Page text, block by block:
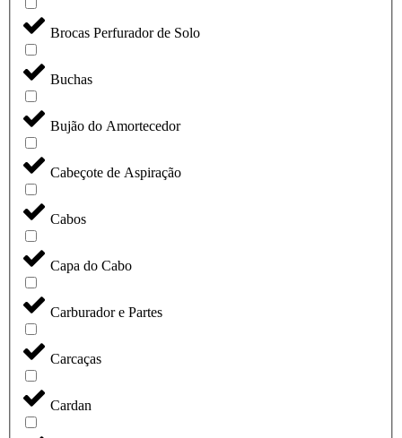
Brocas Perfurador de Solo
Buchas
Bujão do Amortecedor
Cabeçote de Aspiração
Cabos
Capa do Cabo
Carburador e Partes
Carcaças
Cardan